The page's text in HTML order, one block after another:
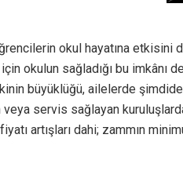
okul hayatına etkisini
okulun sağladığı bu
büyüklüğü, ailelerde
servis sağlayan
artışları dahi; zammın